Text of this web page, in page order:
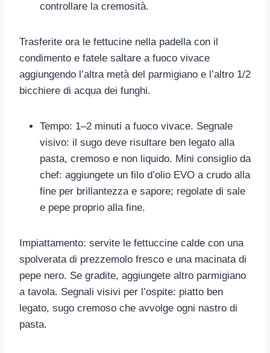
controllare la cremosità.
Trasferite ora le fettucine nella padella con il
condimento e fatele saltare a fuoco vivace
aggiungendo l’altra metà del parmigiano e l’altro 1/2
bicchiere di acqua dei funghi.
Tempo: 1–2 minuti a fuoco vivace. Segnale
visivo: il sugo deve risultare ben legato alla
pasta, cremoso e non liquido. Mini consiglio da
chef: aggiungete un filo d’olio EVO a crudo alla
fine per brillantezza e sapore; regolate di sale
e pepe proprio alla fine.
Impiattamento: servite le fettuccine calde con una
spolverata di prezzemolo fresco e una macinata di
pepe nero. Se gradite, aggiungete altro parmigiano
a tavola. Segnali visivi per l’ospite: piatto ben
legato, sugo cremoso che avvolge ogni nastro di
pasta.